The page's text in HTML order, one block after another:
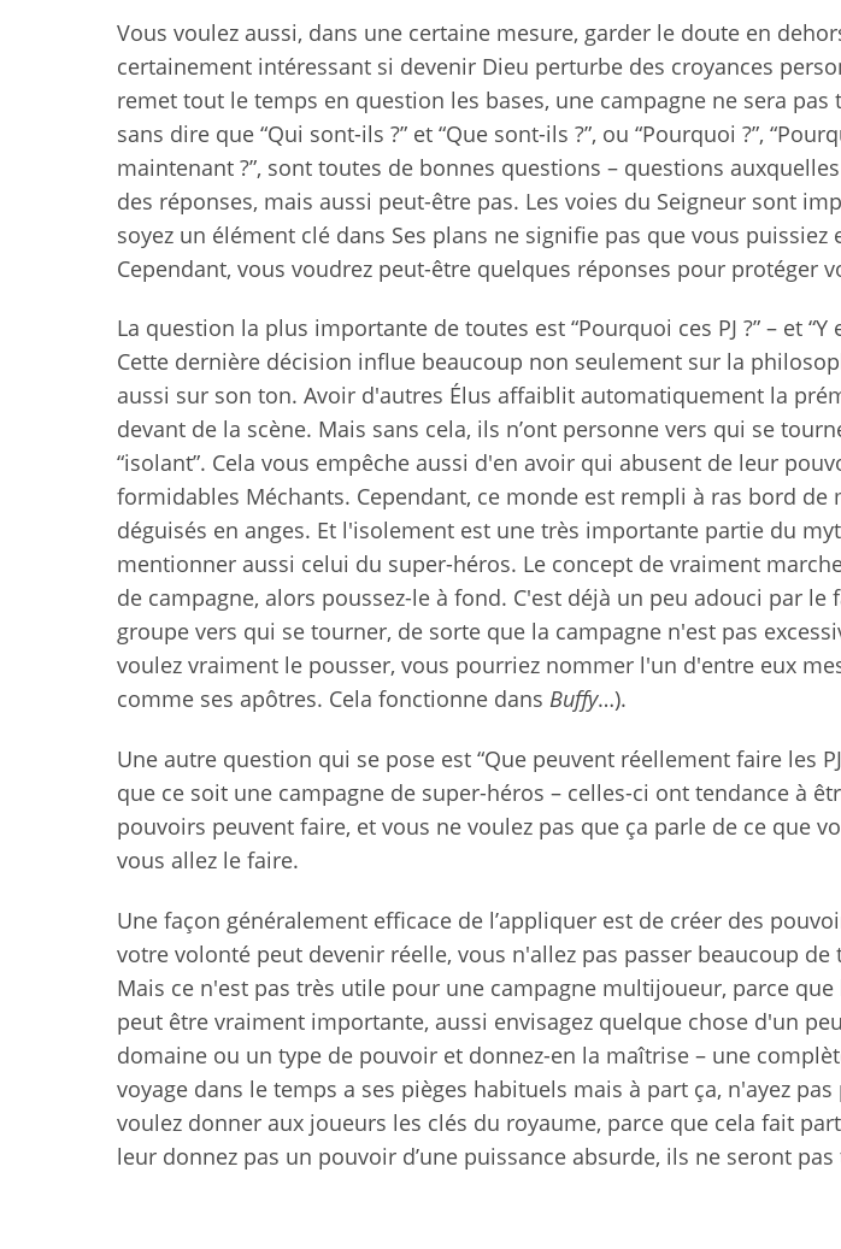
Vous voulez aussi, dans une certaine mesure, garder le doute en
certainement intéressant si devenir Dieu perturbe des croyances
remet tout le temps en question les bases, une campagne ne sera pas
sans dire que “Qui sont-ils ?” et “Que sont-ils ?”, ou “Pourquoi ?”,
maintenant ?”, sont toutes de bonnes questions – questions
des réponses, mais aussi peut-être pas. Les voies du Seigneur sont
soyez un élément clé dans Ses plans ne signifie pas que vous
Cependant, vous voudrez peut-être quelques réponses pour protéger
La question la plus importante de toutes est “Pourquoi ces PJ ?” – et
Cette dernière décision influe beaucoup non seulement sur la
aussi sur son ton. Avoir d'autres Élus affaiblit automatiquement la
devant de la scène. Mais sans cela, ils n’ont personne vers qui se
“isolant”. Cela vous empêche aussi d'en avoir qui abusent de leur
formidables Méchants. Cependant, ce monde est rempli à ras bord
déguisés en anges. Et l'isolement est une très importante partie du
mentionner aussi celui du super-héros. Le concept de vraiment
de campagne, alors poussez-le à fond. C'est déjà un peu adouci par le
groupe vers qui se tourner, de sorte que la campagne n'est pas
voulez vraiment le pousser, vous pourriez nommer l'un d'entre eux
comme ses apôtres. Cela fonctionne dans Buffy…).
Une autre question qui se pose est “Que peuvent réellement faire les
que ce soit une campagne de super-héros – celles-ci ont tendance à
pouvoirs peuvent faire, et vous ne voulez pas que ça parle de ce que
vous allez le faire.
Une façon généralement efficace de l’appliquer est de créer des
votre volonté peut devenir réelle, vous n'allez pas passer beaucoup
Mais ce n'est pas très utile pour une campagne multijoueur, parce
peut être vraiment importante, aussi envisagez quelque chose d'un
domaine ou un type de pouvoir et donnez-en la maîtrise – une
voyage dans le temps a ses pièges habituels mais à part ça, n'ayez
voulez donner aux joueurs les clés du royaume, parce que cela fait
leur donnez pas un pouvoir d’une puissance absurde, ils ne seront